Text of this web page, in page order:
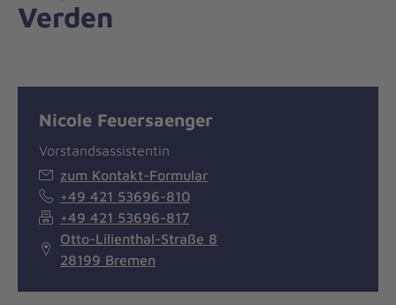
Verden
Nicole Feuersaenger
Vorstandsassistentin
zum Kontakt-Formular
+49 421 53696-810
+49 421 53696-817
Otto-Lilienthal-Straße 8
28199 Bremen